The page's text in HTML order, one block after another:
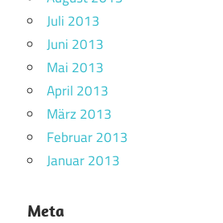
Juli 2013
Juni 2013
Mai 2013
April 2013
März 2013
Februar 2013
Januar 2013
Meta